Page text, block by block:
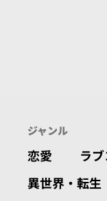
ジャンル
恋愛 ラ
異世界・転生